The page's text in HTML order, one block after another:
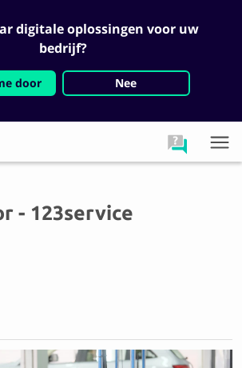
digitale oplossingen voor uw
bedrijf?
door Nee
- 123service